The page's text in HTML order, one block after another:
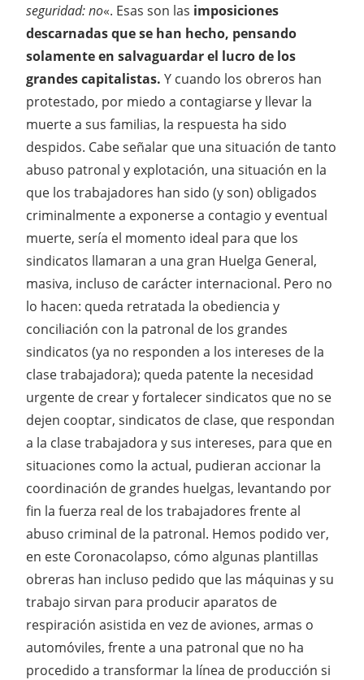
seguridad: no«. Esas son las imposiciones
descarnadas que se han hecho, pensando
solamente en salvaguardar el lucro de los
grandes capitalistas. Y cuando los obreros han
protestado, por miedo a contagiarse y llevar la
muerte a sus familias, la respuesta ha sido
despidos. Cabe señalar que una situación de tanto
abuso patronal y explotación, una situación en la
que los trabajadores han sido (y son) obligados
criminalmente a exponerse a contagio y eventual
muerte, sería el momento ideal para que los
sindicatos llamaran a una gran Huelga General,
masiva, incluso de carácter internacional. Pero no
lo hacen: queda retratada la obediencia y
conciliación con la patronal de los grandes
sindicatos (ya no responden a los intereses de la
clase trabajadora); queda patente la necesidad
urgente de crear y fortalecer sindicatos que no se
dejen cooptar, sindicatos de clase, que respondan
a la clase trabajadora y sus intereses, para que en
situaciones como la actual, pudieran accionar la
coordinación de grandes huelgas, levantando por
fin la fuerza real de los trabajadores frente al
abuso criminal de la patronal. Hemos podido ver,
en este Coronacolapso, cómo algunas plantillas
obreras han incluso pedido que las máquinas y su
trabajo sirvan para producir aparatos de
respiración asistida en vez de aviones, armas o
automóviles, frente a una patronal que no ha
procedido a transformar la línea de producción si